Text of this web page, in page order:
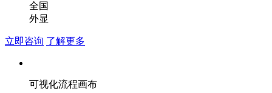
全国
外显
立即咨询 了解更多
可视化流程画布